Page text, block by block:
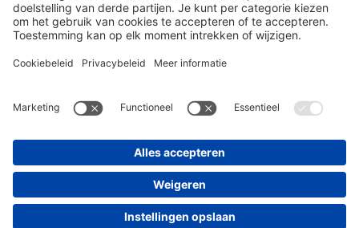
© 2026 Platform Toekomst Parochiekerken
Toegankelijkheidsverklaring
De website toekomstparochiekerken is een onderdeel van